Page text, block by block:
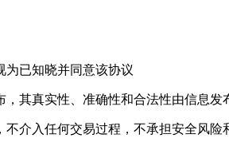
为已知晓并同意该协议
其真实性、准确性和合法性由信息发
介入任何交易过程，不承担安全风险